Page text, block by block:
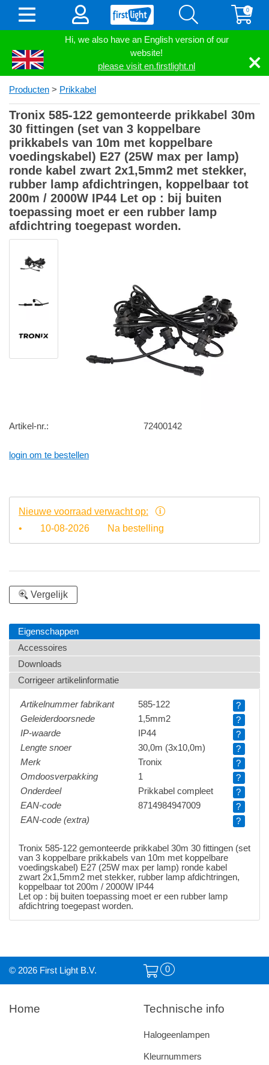
Hi, we also have an English version of our
website!
please visit en.firstlight.nl
0
Producten > Prikkabel
Tronix 585-122 gemonteerde prikkabel 30m
30 fittingen (set van 3 koppelbare
prikkabels van 10m met koppelbare
voedingskabel) E27 (25W max per lamp)
ronde kabel zwart 2x1,5mm2 met stekker,
rubber lamp afdichtringen, koppelbaar tot
200m / 2000W IP44 Let op : bij buiten
toepassing moet er een rubber lamp
afdichtring toegepast worden.
Artikel-nr.: 72400142
login om te bestellen
Nieuwe voorraad verwacht op:
•
10-08-2026 Na bestelling
Vergelijk
Eigenschappen
Accessoires
Downloads
Corrigeer artikelinformatie
Artikelnummer fabrikant 585-122
?
Geleiderdoorsnede
1,5mm2
?
IP-waarde
IP44
?
Lengte snoer
30,0m (3x10,0m)
?
Merk
Tronix
?
Omdoosverpakking
1
?
Onderdeel
Prikkabel compleet
?
EAN-code
8714984947009
?
EAN-code (extra)
?
Tronix 585-122 gemonteerde prikkabel 30m 30 fittingen (set
van 3 koppelbare prikkabels van 10m met koppelbare
voedingskabel) E27 (25W max per lamp) ronde kabel
zwart 2x1,5mm2 met stekker, rubber lamp afdichtringen,
koppelbaar tot 200m / 2000W IP44
Let op : bij buiten toepassing moet er een rubber lamp
afdichtring toegepast worden.
© 2026 First Light B.V. 0
Home Technische info
Halogeenlampen
Kleurnummers